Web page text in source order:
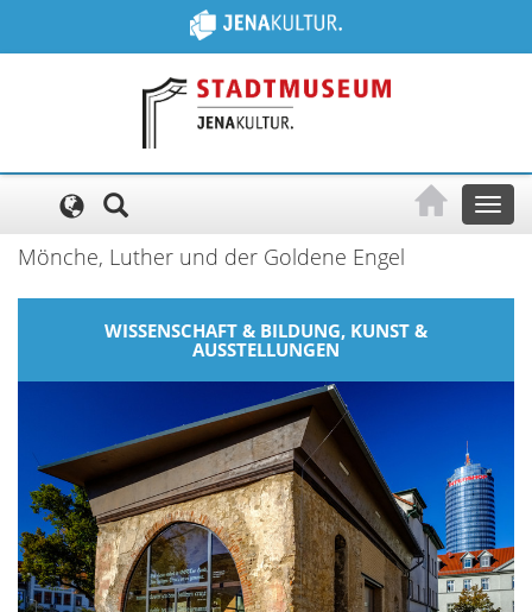
Toggle
Mönche, Luther und der Goldene Engel
WISSENSCHAFT & BILDUNG, KUNST &
AUSSTELLUNGEN